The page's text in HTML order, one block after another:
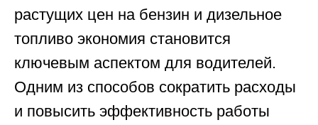
растущих цен на бензин и дизельное
топливо экономия становится
ключевым аспектом для водителей.
Одним из способов сократить расходы
и повысить эффективность работы